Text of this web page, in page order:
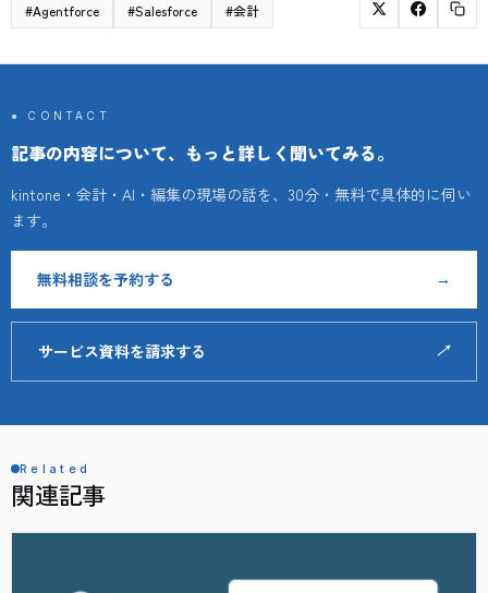
#Agentforce #Salesforce #会計
● CONTACT
記事の内容について、もっと詳しく聞いてみる。
kintone・会計・AI・編集の現場の話を、30分・無料で具体的に伺い
ます。
無料相談を予約する →
サービス資料を請求する ↗
Related
関連記事